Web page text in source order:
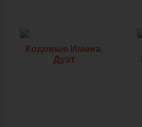
Кодовые Имена.
Дуэт